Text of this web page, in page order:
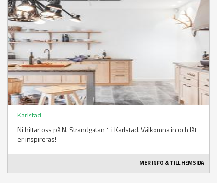
Karlstad
Ni hittar oss på N. Strandgatan 1 i Karlstad. Välkomna in och låt
er inspireras!
MER INFO & TILL HEMSIDA